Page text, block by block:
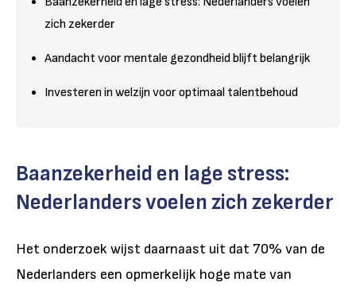
zich zekerder
Aandacht voor mentale gezondheid blijft belangrijk
Investeren in welzijn voor optimaal talentbehoud
Baanzekerheid en lage stress:
Nederlanders voelen zich zekerder
Het onderzoek wijst daarnaast uit dat 70% van de
Nederlanders een opmerkelijk hoge mate van